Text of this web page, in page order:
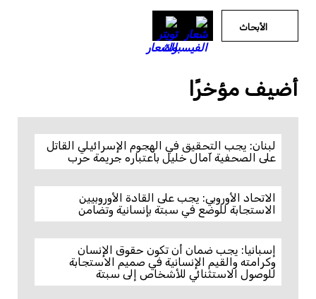
الأبحاث
أضيف مؤخرًا
لبنان: يجب التحقيق في الهجوم الإسرائيلي القاتل
على الصحفية آمال خليل باعتباره جريمة حرب
الاتحاد الأوروبي: يجب على القادة الأوروبيين
الاستجابة للوضع في سبتة بإنسانية وتضامن
إسبانيا: يجب ضمان أن تكون حقوق الإنسان
وكرامته والقيم الإنسانية في صميم الاستجابة
للوصول الاستثنائي للأشخاص إلى سبتة